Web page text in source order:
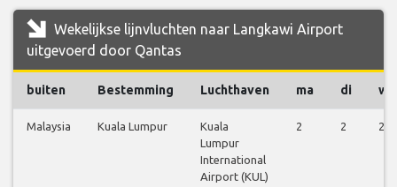
Wekelijkse lijnvluchten naar Langkawi Airport
uitgevoerd door Qantas
buiten Bestemming Luchthaven ma di wo
Malaysia Kuala Lumpur
Kuala
Lumpur
International
Airport (KUL)
2 2 2